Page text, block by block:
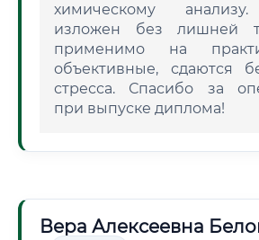
химическому
изложен без лишней
применимо на
объективные, сдаются
стресса. Спасибо за
при выпуске диплома!
Вера Алексеевна